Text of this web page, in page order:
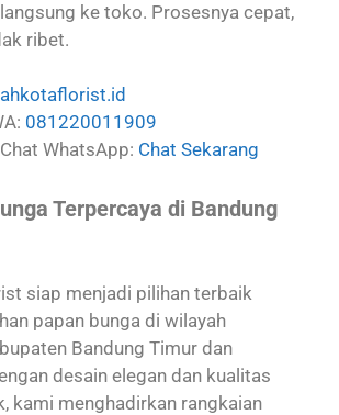
ke toko. Prosesnya cepat,
ribet.
081220011909
WhatsApp: Chat Sekarang
Terpercaya di Bandung
siap menjadi pilihan terbaik
papan bunga di wilayah
Bandung Timur dan
desain elegan dan kualitas
kami menghadirkan rangkaian